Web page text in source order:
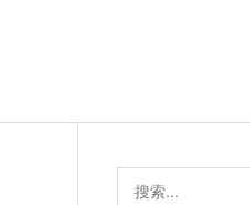
搜
索...